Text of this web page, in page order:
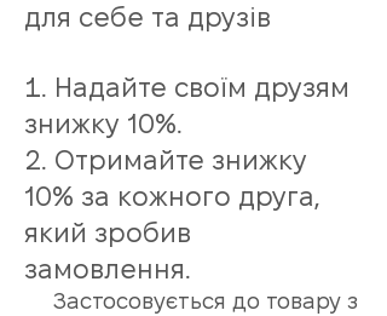
для себе та друзів
Надайте своїм друзям
знижку 10%.
Отримайте знижку
10% за кожного друга,
який зробив
замовлення.
Застосовується до товару з